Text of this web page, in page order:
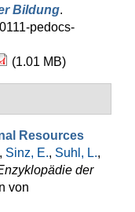
Bildung.
pedocs-
(1.01 MB)
Resources
, Sinz, E., Suhl, L.,
der
von